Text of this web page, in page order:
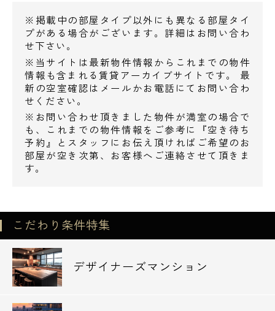
月額：4,400円
■駐輪場
月額：330円
【ザ・パークハビオ品川戸越の周辺環境】
○スーパー○
スーパーオオゼキ・・280m
○コンビニ○
ファミリーマート・・85m
ミニストップ・・203m
セブンイレブン・・225m
※掲載中の部屋タイプ以外にも異なる部屋タイ
プがある場合がございます。詳細はお問い合わ
せ下さい。
※当サイトは最新物件情報からこれまでの物件
情報も含まれる賃貸アーカイブサイトです。 最
新の空室確認はメールかお電話にてお問い合わ
せください。
※お問い合わせ頂きました物件が満室の場合で
も、これまでの物件情報をご参考に『空き待ち
予約』とスタッフにお伝え頂ければご希望のお
部屋が空き次第、お客様へご連絡させて頂きま
す。
こだわり条件特集
デザイナーズマンション